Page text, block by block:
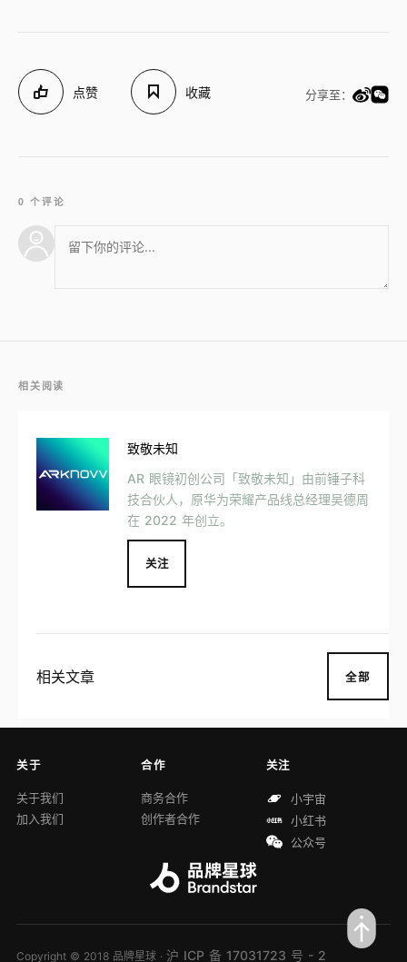
点赞 收藏 分享至：
0 个评论
相关阅读
致敬未知
AR 眼镜初创公司「致敬未知」由前锤子科
技合伙人，原华为荣耀产品线总经理吴德周
在 2022 年创立。
关注
相关文章 全部
关于
关于我们
加入我们
合作
商务合作
创作者合作
关注
小宇宙
小红书
公众号
Copyright © 2018 品牌星球 · 沪 ICP 备 17031723 号 - 2